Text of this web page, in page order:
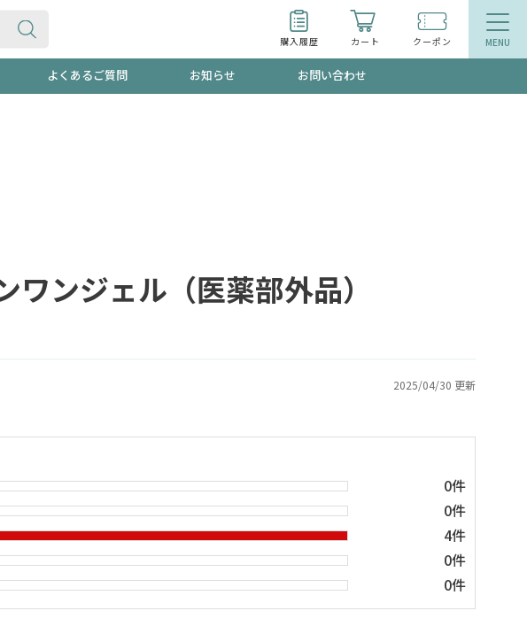
購入履歴 カート クーポン
よくあるご質問 お知らせ お問い合わせ
ンジェル（医薬部外品）
2025/04/30 更新
0件
0件
4件
0件
0件